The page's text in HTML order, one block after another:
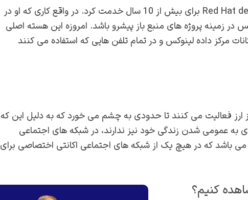
وی سپس به عنوان مهندس نرم افزار اصلی در Red Hat de Linux برای بیش از 10 سال خدمت کرد. در واقع کاری که او در
زمینه پروژه‌ های منبع باز پیشرو باشد. امروزه این هسته اصلی
مرکز داده لینوکس و در تمام تلفن هایی که استفاده می کنند
ارز فعالیت می کنند تا حدودی به چشم می خورد که به دلیل این که
عمومی شدن زندگی خود نیز ندارند، در شبکه های اجتماعی
می باشد که در هیچ یک از شبکه های اجتماعی اکانتی اختصاصی برای